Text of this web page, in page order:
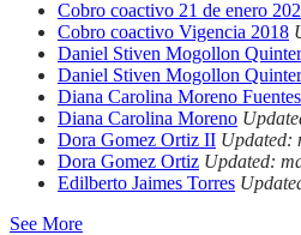
Cobro coactivo 21 de enero
Cobro coactivo Vigencia 2018
Daniel Stiven Mogollon
Daniel Stiven Mogollon
Diana Carolina Moreno Fuentes
Diana Carolina Moreno
Dora Gomez Ortiz II Updated:
Dora Gomez Ortiz Updated:
Edilberto Jaimes Torres
See More